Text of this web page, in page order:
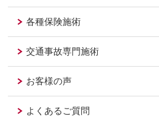
各種保険施術
交通事故専門施術
お客様の声
よくあるご質問